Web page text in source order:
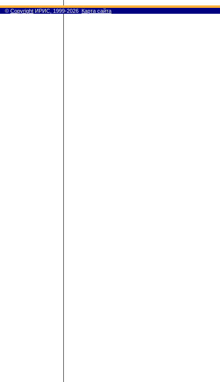
© Copyright ИРИС, 1999-2026 Карта сайта